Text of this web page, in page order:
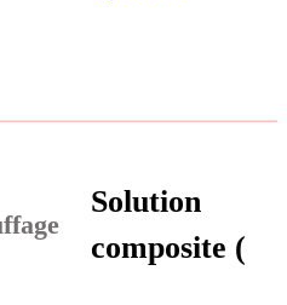
Solution
composite (